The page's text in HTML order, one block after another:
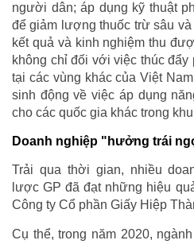
người dân; áp dụng kỹ thuật
để giảm lượng thuốc trừ sâu
kết quả và kinh nghiệm thu
không chỉ đối với việc thúc đẩy
tại các vùng khác của Việt
sinh động về việc áp dụng
cho các quốc gia khác trong
Doanh nghiệp "hưởng trái
Trải qua thời gian, nhiều
lược GP đã đạt những hiệu
Công ty Cổ phần Giấy Hiệp
Cụ thể, trong năm 2020,